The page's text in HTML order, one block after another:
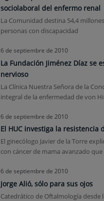
sociolaboral del enfermo renal
La Comunidad destina 54,4
personas con discapacidad
6 de septiembre de 2010
La Fundación Jiménez Díaz
nervioso
La Clínica Nuestra Señora de la
integral de la enfermedad de von
6 de septiembre de 2010
El HUC investiga la
El ginecólogo Javier de la Torre
con cáncer de mama avanzado
6 de septiembre de 2010
Jorge Alió, sólo para sus ojos
Catedrático de Oftalmología desde